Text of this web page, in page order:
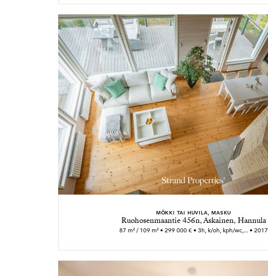
MÖKKI TAI HUVILA, MASKU
Ruohosenmaantie 456n, Askainen, Hannula
87 m² / 109 m² • 299 000 € • 3h, k/oh, kph/wc,... • 2017